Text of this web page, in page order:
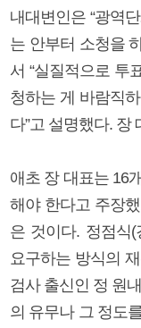
내대변인은 “광역
는 안부터 소청을
서 “실질적으로 투
청하는 게 바람직
다”고 설명했다. 장
애초 장 대표는 16
해야 한다고 주장
은 것이다. 정점식
요구하는 방식의
검사 출신인 정 원
의 유무나 그 정도